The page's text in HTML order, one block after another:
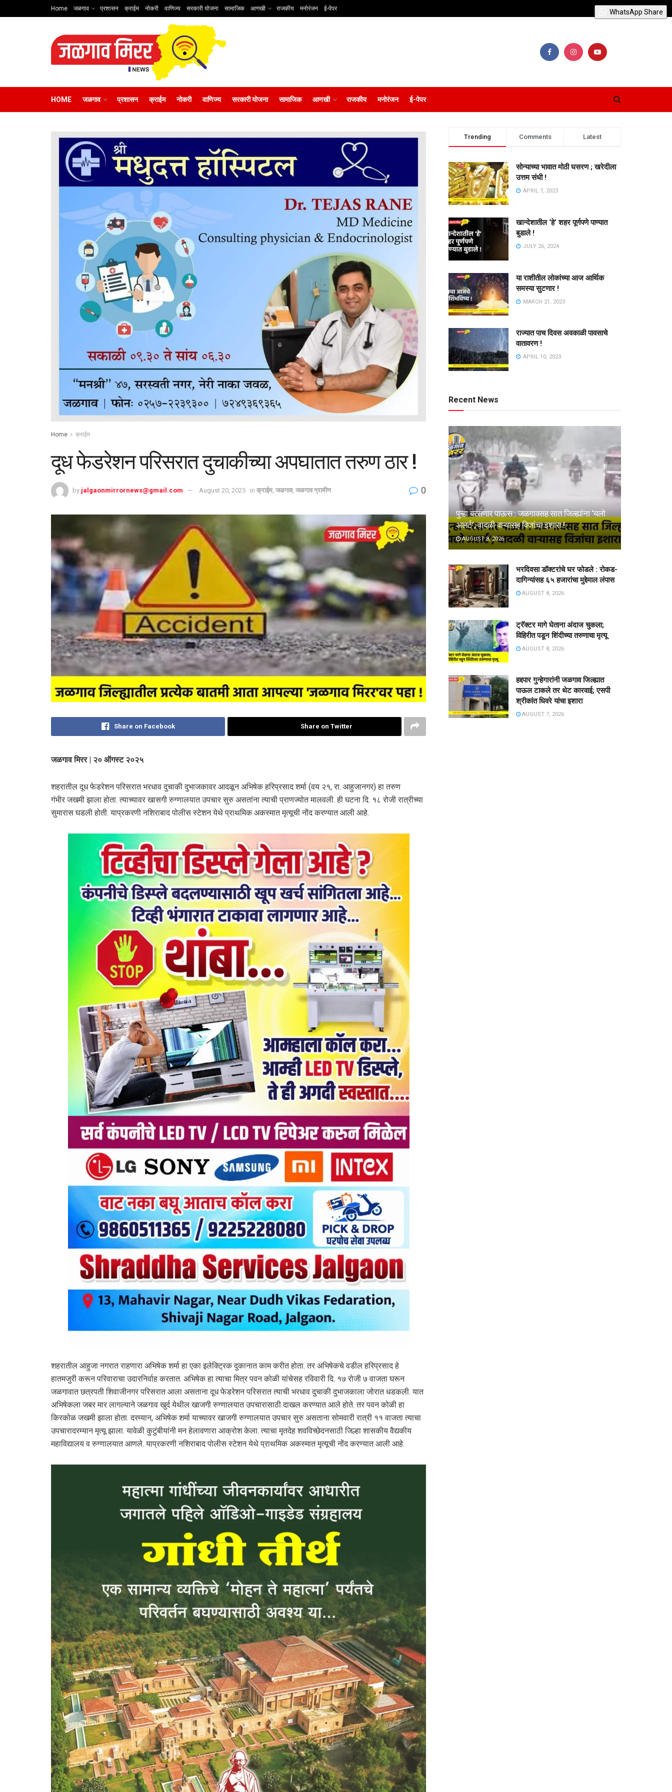
Home जळगाव प्रशासन क्राईम नोकरी वाणिज्य सरकारी योजना सामाजिक आणखी राजकीय मनोरंजन ई-पेपर
HOME जळगाव प्रशासन क्राईम नोकरी वाणिज्य सरकारी योजना सामाजिक आणखी राजकीय मनोरंजन ई-पेपर
Home क्राईम
दूध फेडरेशन परिसरात दुचाकीच्या अपघातात तरुण ठार !
by jalgaonmirrornews@gmail.com August 20, 2025 in क्राईम, जळगाव, जळगाव ग्रामीण 0
Share on Facebook Share on Twitter
जळगाव मिरर | २० ऑगस्ट २०२५
शहरातील दूध फेडरेशन परिसरात भरधाव दुचाकी दुभाजकावर आदळून अभिषेक हरिप्रसाद शर्मा (वय २१, रा. आहुजानगर) हा तरुण
गंभीर जखमी झाला होता. त्याच्यावर खासगी रुग्णालयात उपचार सुरु असतांना त्याची प्राणज्योत मालवली. ही घटना दि. १८ रोजी रात्रीच्या
सुमारास घडली होती. याप्रकरणी नशिराबाद पोलीस स्टेशन येथे प्राथमिक अकस्मात मृत्यूची नोंद करण्यात आली आहे.
शहरातील आहुजा नगरात राहणारा अभिषेक शर्मा हा एका इलेक्ट्रिक दुकानात काम करीत होता. तर अभिषेकचे वडील हरिप्रसाद हे
हातमजुरी करून परिवाराचा उदारनिर्वाह करतात. अभिषेक हा त्याचा मित्र पवन कोळी यांचेसह रविवारी दि. १७ रोजी ७ वाजता घरून
जळगावात छत्रपती शिवाजीनगर परिसरात आला असताना दूध फेडरेशन परिसरात त्याची भरधाव दुचाकी दुभाजकाला जोरात धडकली. यात
अभिषेकला जबर मार लागल्याने जळगाव खुर्द येथील खाजगी रुग्णालयात उपचारासाठी दाखल करण्यात आले होते. तर पवन कोळी हा
किरकोळ जखमी झाला होता. दरम्यान, अभिषेक शर्मा याच्यावर खाजगी रुग्णालयात उपचार सुरु असताना सोमवारी रात्री ११ वाजता त्याचा
उपचारादरम्यान मृत्यू झाला. यावेळी कुटुंबीयांनी मन हेलावणारा आक्रोश केला. त्याचा मृतदेह शवविच्छेदनसाठी जिल्हा शासकीय वैद्यकीय
महाविद्यालय व रुग्णालयात आणले. याप्रकरणी नशिराबाद पोलीस स्टेशन येथे प्राथमिक अकस्मात मृत्यूची नोंद करण्यात आली आहे.
Trending Comments Latest
सोन्याच्या भावात मोठी घसरण ; खरेदीला
उत्तम संधी !
APRIL 7, 2023
खान्देशातील ‘हे’ शहर पूर्णपणे पाण्यात
बुडाले !
JULY 26, 2024
या राशीतील लोकांच्या आज आर्थिक
समस्या सुटणार !
MARCH 21, 2023
राज्यात पाच दिवस अवकाळी पावसाचे
वातावरण !
APRIL 10, 2023
Recent News
पुन्हा बरसणार पाऊस : जळगावसह सात जिल्ह्यांना ‘यलो
अलर्ट’; वादळी वाऱ्यासह विजांचा इशारा !
AUGUST 8, 2026
भरदिवसा डॉक्टरांचे घर फोडले : रोकड-
दागिन्यांसह ६५ हजारांचा मुद्देमाल लंपास
AUGUST 8, 2026
ट्रॅक्टर मागे घेताना अंदाज चुकला;
विहिरीत पडून शिंदीच्या तरुणाचा मृत्यू
AUGUST 8, 2026
हद्दपार गुन्हेगारांनी जळगाव जिल्ह्यात
पाऊल टाकले तर थेट कारवाई; एसपी
श्रीकांत धिवरे यांचा इशारा
AUGUST 7, 2026
WhatsApp Share